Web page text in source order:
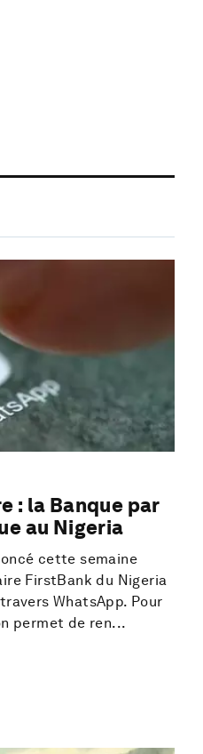
: la Banque par
au Nigeria
cette semaine
FirstBank du Nigeria
WhatsApp. Pour
permet de ren...